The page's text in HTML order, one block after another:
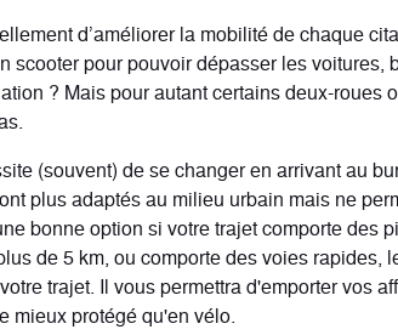
d’améliorer la mobilité de chaque
scooter pour pouvoir dépasser les voitures,
? Mais pour autant certains deux-roues
(souvent) de se changer en arrivant au
plus adaptés au milieu urbain mais ne
bonne option si votre trajet comporte des
de 5 km, ou comporte des voies rapides,
trajet. Il vous permettra d'emporter vos
mieux protégé qu'en vélo.